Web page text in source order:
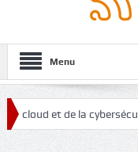
Menu
et de la cybersécurité